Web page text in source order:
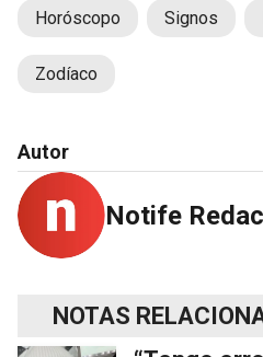
Horóscopo Signos
Zodíaco
Autor
Notife
NOTAS